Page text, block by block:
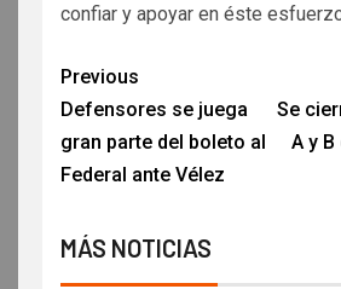
confiar y apoyar en éste
Previous
Defensores se juega
gran parte del boleto al
Federal ante Vélez
Se
A y
MÁS NOTICIAS